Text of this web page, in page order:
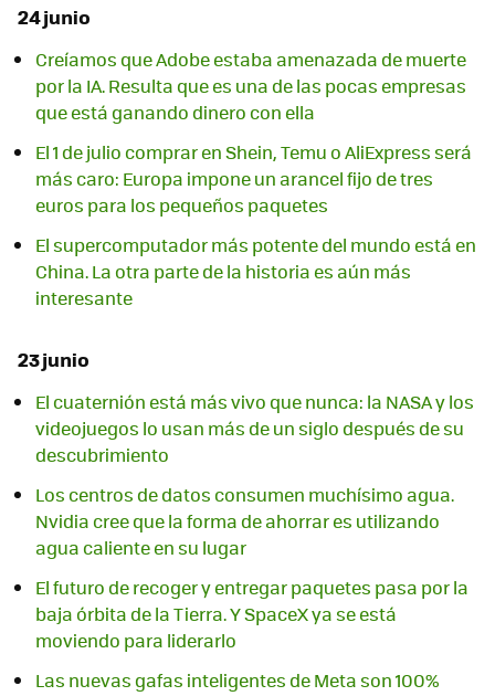
24 junio
Creíamos que Adobe estaba amenazada de muerte
por la IA. Resulta que es una de las pocas empresas
que está ganando dinero con ella
El 1 de julio comprar en Shein, Temu o AliExpress será
más caro: Europa impone un arancel fijo de tres
euros para los pequeños paquetes
El supercomputador más potente del mundo está en
China. La otra parte de la historia es aún más
interesante
23 junio
El cuaternión está más vivo que nunca: la NASA y los
videojuegos lo usan más de un siglo después de su
descubrimiento
Los centros de datos consumen muchísimo agua.
Nvidia cree que la forma de ahorrar es utilizando
agua caliente en su lugar
El futuro de recoger y entregar paquetes pasa por la
baja órbita de la Tierra. Y SpaceX ya se está
moviendo para liderarlo
Las nuevas gafas inteligentes de Meta son 100%